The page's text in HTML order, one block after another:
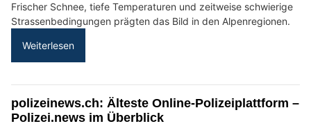
Frischer Schnee, tiefe Temperaturen und zeitweise schwierige
Strassenbedingungen prägten das Bild in den Alpenregionen.
Weiterlesen
polizeinews.ch: Älteste Online-Polizeiplattform –
Polizei.news im Überblick